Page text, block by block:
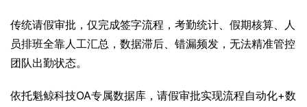
传统请假审批，仅完成签字流程，考勤统计、假期核算、人
员排班全靠人工汇总，数据滞后、错漏频发，无法精准管控
团队出勤状态。
依托魁鲸科技OA专属数据库，请假审批实现流程自动化+数